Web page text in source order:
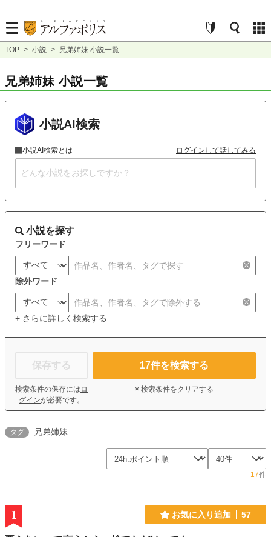
TOP > 小説 > 兄弟姉妹 小説一覧
兄弟姉妹 小説一覧
小説AI検索
小説AI検索とは ログインして話してみる
小説を探す
フリーワード
除外ワード
+ さらに詳しく検索する
保存する
検索条件の保存には ロ
グインが必要です。
17件を検索する
× 検索条件をクリアする
タグ 兄弟姉妹
17件
1 お気に入り追加 57